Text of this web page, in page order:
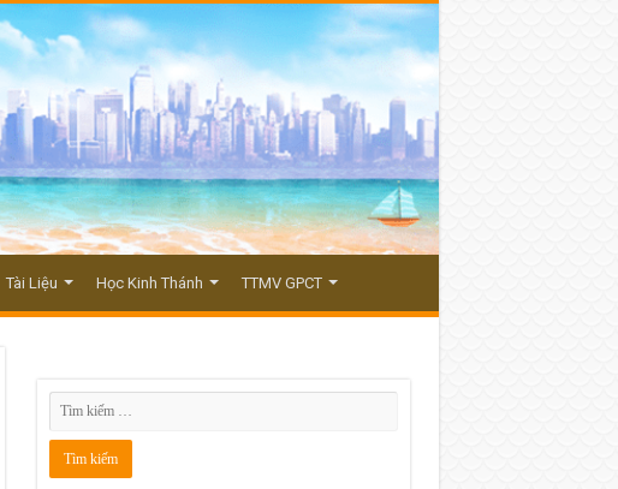
Tài Liệu Học Kinh Thánh TTMV GPCT